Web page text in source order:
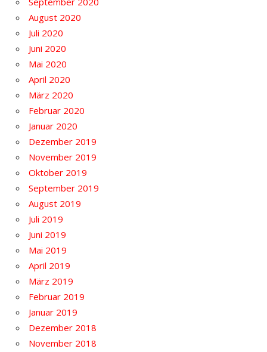
August 2020
Juli 2020
Juni 2020
Mai 2020
April 2020
März 2020
Februar 2020
Januar 2020
Dezember 2019
November 2019
Oktober 2019
September 2019
August 2019
Juli 2019
Juni 2019
Mai 2019
April 2019
März 2019
Februar 2019
Januar 2019
Dezember 2018
November 2018